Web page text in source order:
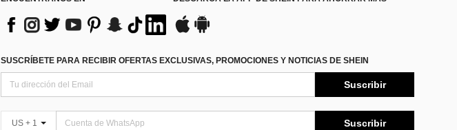
SUSCRÍBETE PARA RECIBIR OFERTAS EXCLUSIVAS, PROMOCIONES Y NOTICIAS DE SHEIN
Suscribir
US + 1 Suscribir